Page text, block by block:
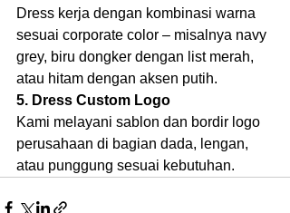
Dress kerja dengan kombinasi warna
sesuai corporate color – misalnya navy
grey, biru dongker dengan list merah,
atau hitam dengan aksen putih.
5. Dress Custom Logo
Kami melayani sablon dan bordir logo
perusahaan di bagian dada, lengan,
atau punggung sesuai kebutuhan.